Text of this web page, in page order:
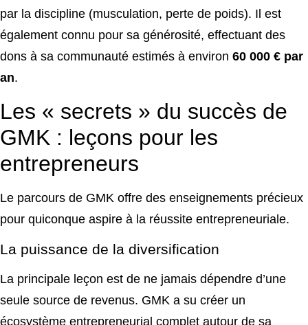
par la discipline (musculation, perte de poids). Il est
également connu pour sa générosité, effectuant des
dons à sa communauté estimés à environ 60 000 € par
an.
Les « secrets » du succès de
GMK : leçons pour les
entrepreneurs
Le parcours de GMK offre des enseignements précieux
pour quiconque aspire à la réussite entrepreneuriale.
La puissance de la diversification
La principale leçon est de ne jamais dépendre d’une
seule source de revenus. GMK a su créer un
écosystème entrepreneurial complet autour de sa